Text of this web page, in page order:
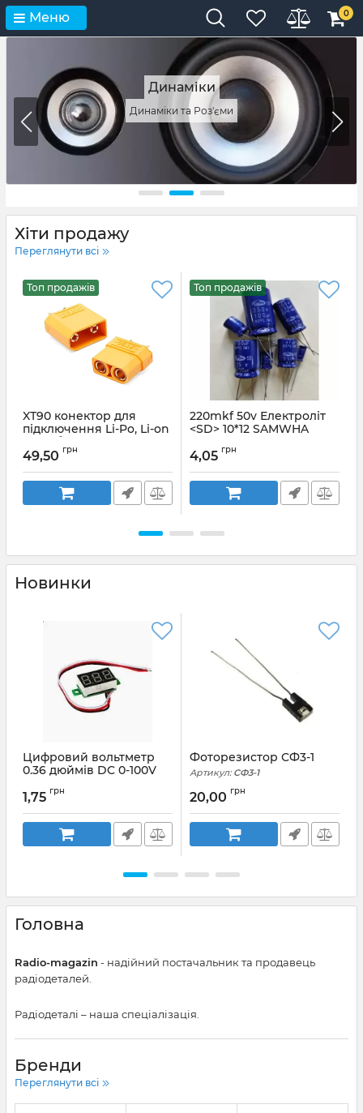
Меню 0
Динаміки
Динаміки та Роз'єми
Хіти продажу
Переглянути всі
Топ продажів
XT90 конектор для
підключення Li-Po, Li-on
та ін. батарей (пара
штекер + гніздо)
Артикул: XT90-Yellow
49,50 грн
Топ продажів
220mkf 50v Електроліт
<SD> 10*12 SAMWHA
4,05 грн
Новинки
Цифровий вольтметр
0.36 дюймів DC 0-100V
1,75 грн
Фоторезистор СФ3-1
Артикул: СФ3-1
20,00 грн
Головна
Radio-magazin - надійний постачальник та продавець
радіодеталей.
Радіодеталі – наша спеціалізація.
Бренди
Переглянути всі